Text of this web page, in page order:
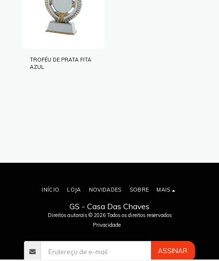
TROFÉU DE PRATA FITA
AZUL
GS - Casa Das Chaves
Direitos autorais © 2026 Todos os direitos reservados
Privacidade
INÍCIO LOJA NOVIDADES SOBRE MAIS
ASSINAR